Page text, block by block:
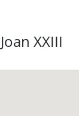
XXIII